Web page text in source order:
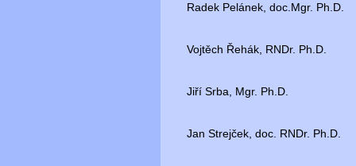
Radek Pelánek, doc.Mgr. Ph.D.
Vojtěch Řehák, RNDr. Ph.D.
Jiří Srba, Mgr. Ph.D.
Jan Strejček, doc. RNDr. Ph.D.